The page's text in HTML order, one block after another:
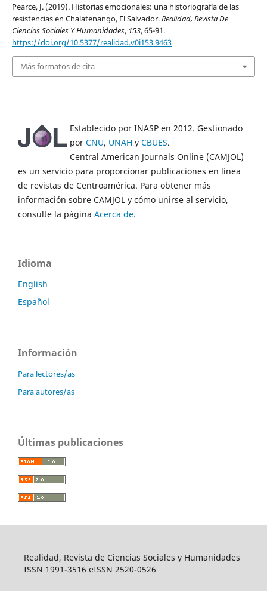
Pearce, J. (2019). Historias emocionales: una historiografía de las
resistencias en Chalatenango, El Salvador.Realidad, Revista De
Ciencias Sociales Y Humanidades, 153, 65-91.
https://doi.org/10.5377/realidad.v0i153.9463
Más formatos de cita
Establecido por INASP en 2012. Gestionado
por CNU, UNAH y CBUES.
Central American Journals Online (CAMJOL)
es un servicio para proporcionar publicaciones en línea
de revistas de Centroamérica. Para obtener más
información sobre CAMJOL y cómo unirse al servicio,
consulte la página Acerca de.
Idioma
English
Español
Información
Para lectores/as
Para autores/as
Últimas publicaciones
Realidad, Revista de Ciencias Sociales y Humanidades
ISSN 1991-3516 eISSN 2520-0526